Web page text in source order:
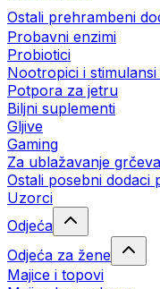
Ostali prehrambeni
Probavni enzimi
Probiotici
Nootropici i
Potpora za jetru
Biljni suplementi
Gljive
Gaming
Za ublažavanje grčeva
Ostali posebni dodaci
Uzorci
Odjeća
Odjeća za žene
Majice i topovi